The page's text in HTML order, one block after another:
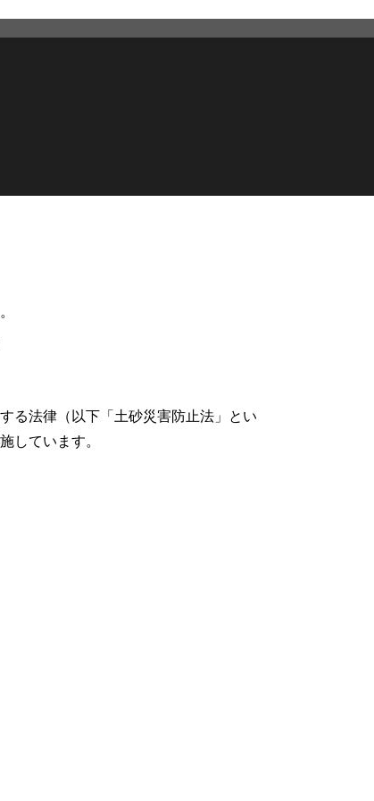
る法律（以下「土砂災害防止法」とい
しています。